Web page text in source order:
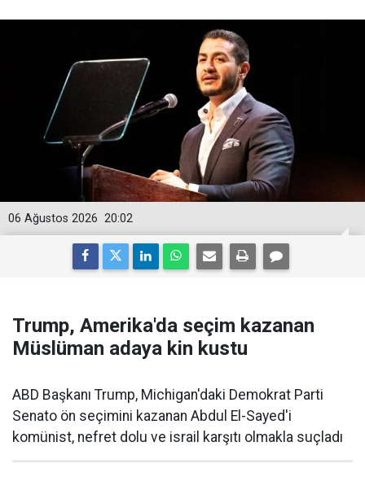
20:02
06 Ağustos 2026
Trump, Amerika'da seçim kazanan
Müslüman adaya kin kustu
ABD Başkanı Trump, Michigan'daki Demokrat Parti
Senato ön seçimini kazanan Abdul El-Sayed'i
komünist, nefret dolu ve israil karşıtı olmakla suçladı